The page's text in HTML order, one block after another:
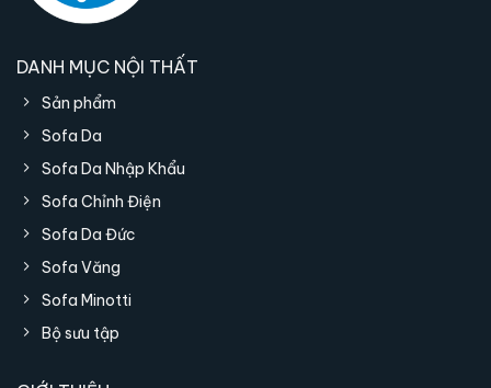
DANH MỤC NỘI THẤT
Sản phẩm
Sofa Da
Sofa Da Nhập Khẩu
Sofa Chỉnh Điện
Sofa Da Đức
Sofa Văng
Sofa Minotti
Bộ sưu tập